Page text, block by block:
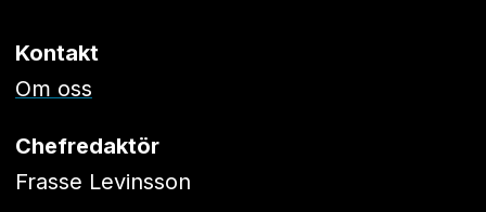
Kontakt
Om oss
Chefredaktör
Frasse Levinsson